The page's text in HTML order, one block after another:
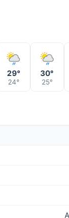
30°
25°
29°
24°